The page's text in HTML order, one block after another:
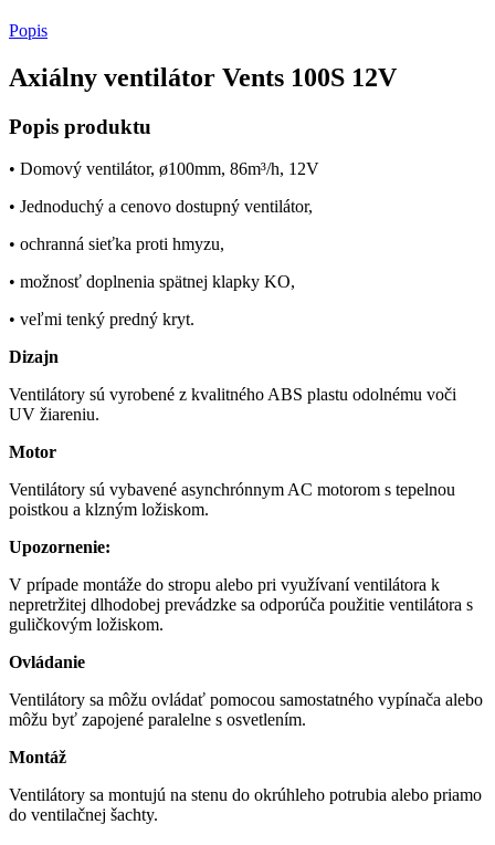
Popis
Axiálny ventilátor Vents 100S 12V
Popis produktu
• Domový ventilátor, ø100mm, 86m³/h, 12V
• Jednoduchý a cenovo dostupný ventilátor,
• ochranná sieťka proti hmyzu,
• možnosť doplnenia spätnej klapky KO,
• veľmi tenký predný kryt.
Dizajn
Ventilátory sú vyrobené z kvalitného ABS plastu odolnému voči
UV žiareniu.
Motor
Ventilátory sú vybavené asynchrónnym AC motorom s tepelnou
poistkou a klzným ložiskom.
Upozornenie:
V prípade montáže do stropu alebo pri využívaní ventilátora k
nepretržitej dlhodobej prevádzke sa odporúča použitie ventilátora s
guličkovým ložiskom.
Ovládanie
Ventilátory sa môžu ovládať pomocou samostatného vypínača alebo
môžu byť zapojené paralelne s osvetlením.
Montáž
Ventilátory sa montujú na stenu do okrúhleho potrubia alebo priamo
do ventilačnej šachty.